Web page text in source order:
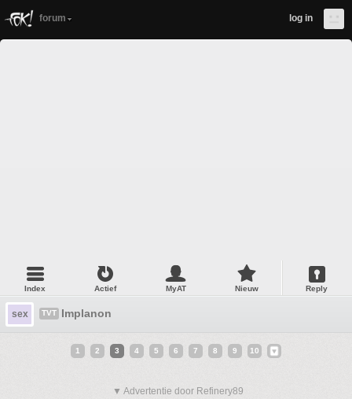
forum log in
Index Actief MyAT Nieuw Reply
sex TVT Implanon
1 2 3 4 5 6 7 8 9 10
▼ Advertentie door Refinery89